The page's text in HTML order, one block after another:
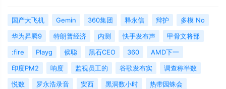
国产大飞机 Gemin 360集团 释永信 辩护
多模 No
华为昇腾9
特朗普经济 内测 快手发布声
甲骨文将部
:fire
Playg 侯聪 黑石CEO 360
AMD下一
印度PM2
响度 监视员工的 谷歌发布实
调查称半数
悦数
罗永浩录音 安西 黑洞数小时
热带园蛛会